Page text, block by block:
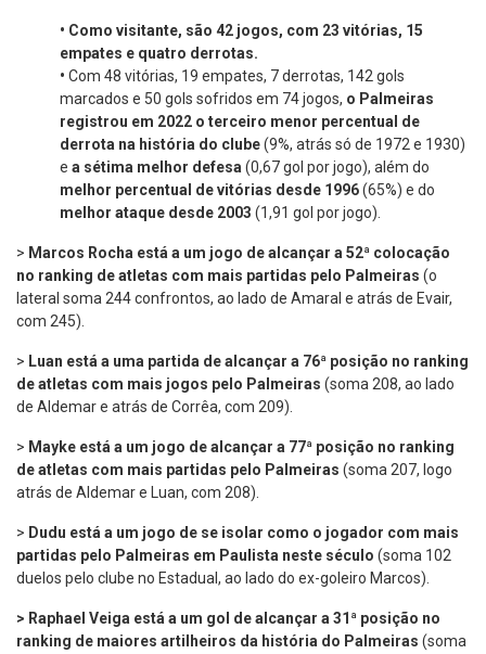
• Como visitante, são 42 jogos, com 23 vitórias, 15
empates e quatro derrotas.
• Com 48 vitórias, 19 empates, 7 derrotas, 142 gols
marcados e 50 gols sofridos em 74 jogos, o Palmeiras
registrou em 2022 o terceiro menor percentual de
derrota na história do clube(9%, atrás só de 1972 e 1930)
e a sétima melhor defesa (0,67 gol por jogo), além do
melhor percentual de vitórias desde 1996(65%) e do
melhor ataque desde 2003 (1,91 gol por jogo).
> Marcos Rocha está a um jogo de alcançar a 52ª colocação
no ranking de atletas com mais partidas pelo Palmeiras (o
lateral soma 244 confrontos, ao lado de Amaral e atrás de Evair,
com 245).
> Luan está a uma partida de alcançar a 76ª posição no ranking
de atletas com mais jogos pelo Palmeiras (soma 208, ao lado
de Aldemar e atrás de Corrêa, com 209).
> Mayke está a um jogo de alcançar a 77ª posição no ranking
de atletas com mais partidas pelo Palmeiras (soma 207, logo
atrás de Aldemar e Luan, com 208).
> Dudu está a um jogo de se isolar como o jogador com mais
partidas pelo Palmeiras em Paulista neste século (soma 102
duelos pelo clube no Estadual, ao lado do ex-goleiro Marcos).
> Raphael Veiga está a um gol de alcançar a 31ª posição no
ranking de maiores artilheiros da história do Palmeiras (soma